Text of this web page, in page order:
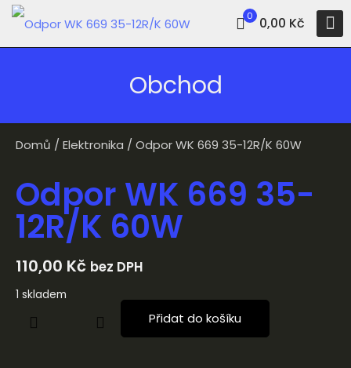
0 0,00 Kč
Obchod
Domů / Elektronika / Odpor WK 669 35-12R/K 60W
Odpor WK 669 35-
12R/K 60W
110,00 Kč bez DPH
1 skladem
Přidat do košíku